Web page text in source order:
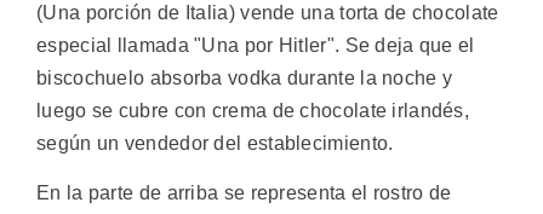
(Una porción de Italia) vende una torta de chocolate
especial llamada "Una por Hitler". Se deja que el
biscochuelo absorba vodka durante la noche y
luego se cubre con crema de chocolate irlandés,
según un vendedor del establecimiento.
En la parte de arriba se representa el rostro de